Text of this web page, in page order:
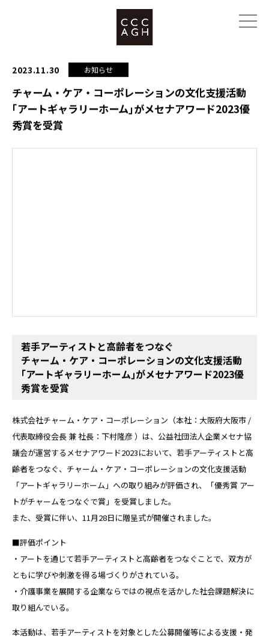
2023.11.30 お知らせ
チャーム・ケア・コーポレーションの文化支援活動
｢アートギャラリーホーム｣がメセナアワード2023優
秀賞を受賞
若手アーティストと高齢者をつなぐ
チャーム・ケア・コーポレーションの文化支援活動
｢アートギャラリーホーム｣がメセナアワード2023優
秀賞を受賞
株式会社チャーム・ケア・コーポレーション（本社：大阪府大阪市 /
代表取締役会長 兼 社長：下村隆彦 ）は、公益社団法人企業メセナ協
議会が運営するメセナアワード2023において、若手アーティストと高
齢者をつなぐ、チャーム・ケア・コーポレーションの文化支援活動
「アートギャラリーホーム」への取り組みが評価され、「優秀賞 アー
トがチャームをつなぐで賞」を受賞しました。
また、受賞に伴い、11月28日に贈呈式が開催されました。
■評価ポイント
・アートを通じて若手アーティストと高齢者をつなぐことで、双方が
ともに学びや刺激を得る場づくりがされている。
・介護事業を展開する企業ならではの視点を活かした社会課題解決に
取り組んでいる。
本活動は、若手アーティストを対象とした公募開催等による支援・発